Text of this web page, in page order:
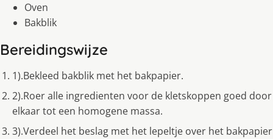
Oven
Bakblik
Bereidingswijze
1).Bekleed bakblik met het bakpapier.
2).Roer alle ingredienten voor de kletskoppen goed door
elkaar tot een homogene massa.
3).Verdeel het beslag met het lepeltje over het bakpapier